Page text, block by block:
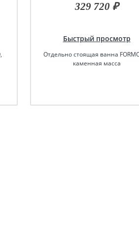
329 720 ₽
Быстрый просмотр
Отдельно стоящая ванна
каменная масса